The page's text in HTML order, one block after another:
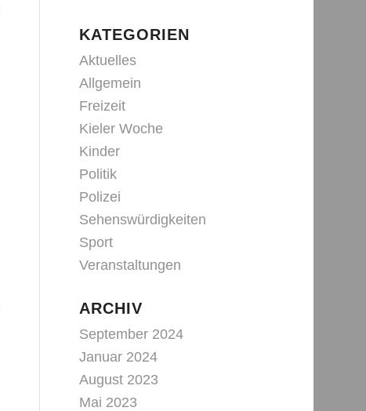
KATEGORIEN
Aktuelles
Allgemein
Freizeit
Kieler Woche
Kinder
Politik
Polizei
Sehenswürdigkeiten
Sport
Veranstaltungen
ARCHIV
September 2024
Januar 2024
August 2023
Mai 2023